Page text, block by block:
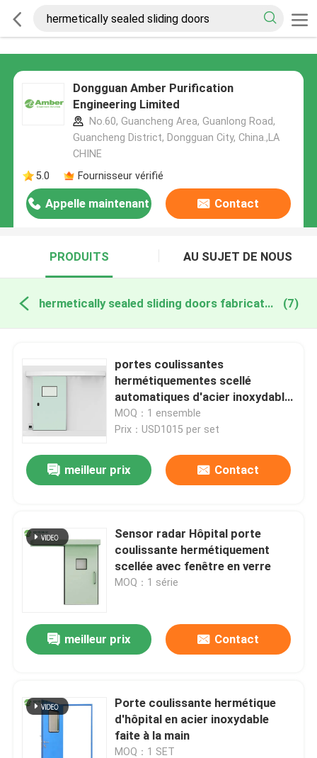
Dongguan Amber Purification
Engineering Limited
No.60, Guancheng Area, Guanlong Road,
Guancheng District, Dongguan City, China.,LA
CHINE
5.0
Fournisseur vérifié
Appelle maintenant Contact
PRODUITS AU SUJET DE NOUS
hermetically sealed sliding doors fabrication en ligne (7)
portes coulissantes
hermétiquementes scellé
automatiques d'acier inoxydable
de portes de pièce propre de
1.0mm
MOQ：1 ensemble
Prix：USD1015 per set
meilleur prix Contact
Sensor radar Hôpital porte
coulissante hermétiquement
scellée avec fenêtre en verre
MOQ：1 série
meilleur prix Contact
Porte coulissante hermétique
d'hôpital en acier inoxydable
faite à la main
MOQ：1 SET